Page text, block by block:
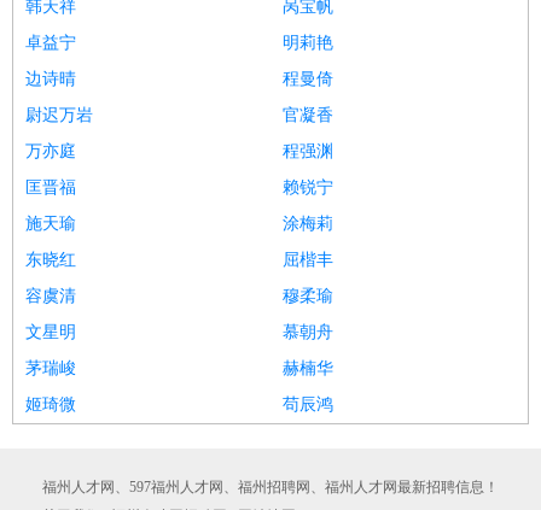
韩天祥
呙宝帆
卓益宁
明莉艳
边诗晴
程曼倚
尉迟万岩
官凝香
万亦庭
程强渊
匡晋福
赖锐宁
施天瑜
涂梅莉
东晓红
屈楷丰
容虞清
穆柔瑜
文星明
慕朝舟
茅瑞峻
赫楠华
姬琦微
苟辰鸿
福州人才网、597福州人才网、福州招聘网、福州人才网最新招聘信息！